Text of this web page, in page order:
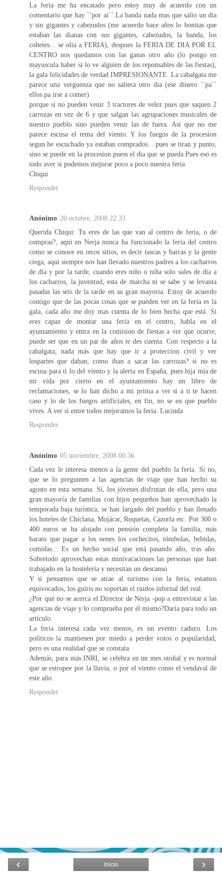
La feria me ha encatado pero estoy muy de acuerdo con un
comentario que hay ``por ai´´.La banda nada mas que salio un dia
y sin gigantes y cabezudos (me acuerdo hace años lo bonitas que
estaban las dianas con sus gigantes, cabezudos, la banda, los
cohetes... se olia a FERIA), despues la FERIA DE DIA POR EL
CENTRO nos quedamos con las ganas otro año (lo pongo en
mayuscula haber si lo ve alguien de los reponsables de las fiestas),
la gala felicidades de verdad IMPRESIONANTE. La cabalgata me
parece una verguenza que no saliera otro dia (ese dinero ``pa´´
ellos pa irse a comer)
porque si no pueden venir 3 tractores de velez pues que saquen 2
carrozas en vez de 6 y que salgan las agrupaciones musicales de
nuestro pueblo sino pueden venir las de fuera. Asi que no me
parece escusa el tema del viento. Y los fuegos de la procesion
segun he escuchado ya estaban comprados... pues se tiran y punto,
sino se puede en la procesion puess el dia que se pueda.Pues eso es
todo aver si podemos mejorar poco a poco nuestra feria.
Chiqui
Responder
Anónimo 20 octubre, 2008 22:33
Querida Chiqui: Tu eres de las que van al centro de feria, o de
compras?, aqui en Nerja nunca ha funcionado la feria del centro
como se conoce en otros sitios, es decir tascas y barras y la gente
ciega, aqui siempre nos han llevado nuestros padres a los cacharros
de día y por la tarde, cuando eres niño o niña solo sales de día a
los cacharros, la juventud, esta de marcha ni se sabe y se levanta
pasadas las seis de la tarde en su gran mayoria. Estoy de acuerdo
contigo que de las pocas cosas que se pueden ver en la feria es la
gala, cada año me doy mas cuenta de lo bien hecha que está. Si
eres capaz de montar una feria en el centro, habla en el
ayuntamiento y entra en la comision de fiestas a ver que ocurre,
puede ser que en un par de años te des cuenta. Con respecto a la
cabalgata, nada más que hay que ir a proteccion civil y ver
lospartes que daban, como iban a sacar las carrozas? si no es
escusa para ti lo del viento y la alerta en España, pues hija mia de
mi vida por cierto en el ayuntamiento hay un libro de
reclamaciones, se lo han dicho a mi prima a ver si a ti te hacen
caso y lo de los fuegos artificiales, en fin, no se en que pueblo
vives. A ver si entre todos mejoramos la feria. Lucinda
Responder
Anónimo 05 noviembre, 2008 00:36
Cada vez le interesa menos a la gente del pueblo la feria. Si no,
que se lo pregunten a las agencias de viaje que han hecho su
agosto en esta semana. Sí, los jóvenes disfrutan de ella, pero una
gran mayoría de familias con hijos pequeños han aprovechado la
temporada baja turística, se han largado del pueblo y han llenado
los hoteles de Chiclana, Mojácar, Roquetas, Cazorla etc. Por 300 o
400 euros se ha alojado con pensión completa la familia, más
barato que pagar a los nenes los cochecitos, tómbolas, bebidas,
comidas... Es un hecho social que está pasando año, tras año.
Sobretodo aprovechan estas minivacaciones las personas que han
trabajado en la hostelería y necesitan un descanso.
Y si pensamos que se atrae al turismo con la feria, estamos
equivocados, los guiris no soportan el ruidos infernal del real.
¿Por qué no se acerca el Director de Nerja -pop a entrevistar a las
agencias de viaje y lo comprueba por él mismo?Daría para todo un
artículo.
La feria interesa cada vez menos, es un evento caduco. Los
políticos la mantienen por miedo a perder votos o popularidad,
pero es una realidad que se constata.
Además, para más INRI, se celebra en un mes otoñal y es normal
que se estropee por la lluvia, o por el viento como el vendaval de
este año.
Responder
‹ ›
Inicio